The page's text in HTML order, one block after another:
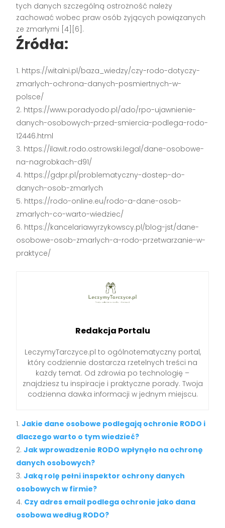
tych danych szczególną ostrożność należy
zachować wobec praw osób żyjących powiązanych
ze zmarłymi [4][6] .
Źródła:
https://witalni.pl/baza_wiedzy/czy-rodo-dotyczy-
zmarlych-ochrona-danych-posmiertnych-w-
polsce/
https://www.poradyodo.pl/ado/rpo-ujawnienie-
danych-osobowych-przed-smiercia-podlega-rodo-
12446.html
https://ilawit.rodo.ostrowski.legal/dane-osobowe-
na-nagrobkach-d91/
https://gdpr.pl/problematyczny-dostep-do-
danych-osob-zmarlych
https://rodo-online.eu/rodo-a-dane-osob-
zmarlych-co-warto-wiedziec/
https://kancelariawyrzykowscy.pl/blog-jst/dane-
osobowe-osob-zmarlych-a-rodo-przetwarzanie-w-
praktyce/
Redakcja Portalu
LeczymyTarczyce.pl to ogólnotematyczny portal,
który codziennie dostarcza rzetelnych treści na
każdy temat. Od zdrowia po technologię –
znajdziesz tu inspiracje i praktyczne porady. Twoja
codzienna dawka informacji w jednym miejscu.
Jakie dane osobowe podlegają ochronie RODO i
dlaczego warto o tym wiedzieć?
Jak wprowadzenie RODO wpłynęło na ochronę
danych osobowych?
Jaką rolę pełni inspektor ochrony danych
osobowych w firmie?
Czy adres email podlega ochronie jako dana
osobowa według RODO?